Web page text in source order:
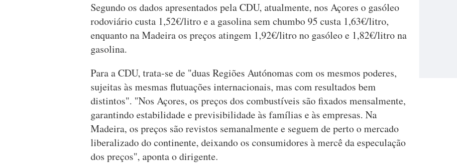
Segundo os dados apresentados pela CDU, atualmente, nos Açores o gasóleo
rodoviário custa 1,52€/litro e a gasolina sem chumbo 95 custa 1,63€/litro,
enquanto na Madeira os preços atingem 1,92€/litro no gasóleo e 1,82€/litro na
gasolina.
Para a CDU, trata-se de "duas Regiões Autónomas com os mesmos poderes,
sujeitas às mesmas flutuações internacionais, mas com resultados bem
distintos". "Nos Açores, os preços dos combustíveis são fixados mensalmente,
garantindo estabilidade e previsibilidade às famílias e às empresas. Na
Madeira, os preços são revistos semanalmente e seguem de perto o mercado
liberalizado do continente, deixando os consumidores à mercê da especulação
dos preços", aponta o dirigente.